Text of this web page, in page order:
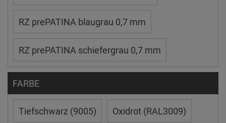
RZ prePATINA blaugrau 0,7 mm
RZ prePATINA schiefergrau 0,7 mm
FARBE
Tiefschwarz (9005) Oxidrot (RAL3009)